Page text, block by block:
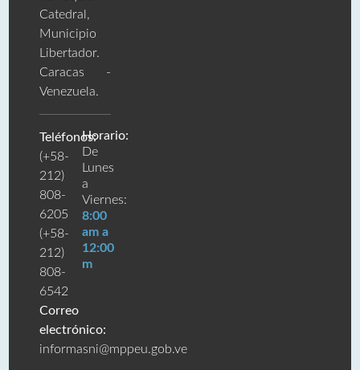
Catedral,
Municipio
Libertador.
Caracas -
Venezuela.
Teléfonos:
(+58-
212)
808-
6205
(+58-
212)
808-
6542
Correo
electrónico:
informasni@mppeu.gob.ve
Horario:
De
Lunes
a
Viernes:
8:00
am a
12:00
m